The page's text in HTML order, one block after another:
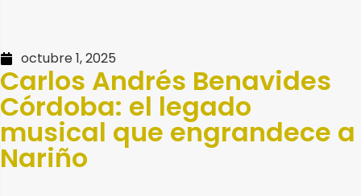
octubre 1, 2025
Carlos Andrés Benavides
Córdoba: el legado
musical que engrandece a
Nariño